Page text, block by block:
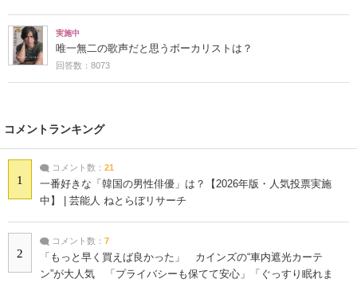
実施中
唯一無二の歌声だと思うボーカリストは？
回答数：8073
コメントランキング
1
コメント数： 21
一番好きな「韓国の男性俳優」は？【2026年版・人気投票実施
中】 | 芸能人 ねとらぼリサーチ
2
コメント数： 7
「もっと早く買えば良かった」 カインズの“車内遮光カーテ
ン”が大人気 「プライバシーも保てて安心」「ぐっすり眠れま